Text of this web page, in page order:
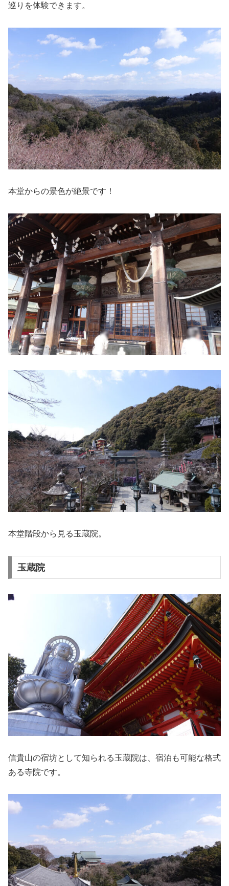
巡りを体験できます。
本堂からの景色が絶景です！
本堂階段から見る玉蔵院。
玉蔵院
信貴山の宿坊として知られる玉蔵院は、宿泊も可能な格式
ある寺院です。